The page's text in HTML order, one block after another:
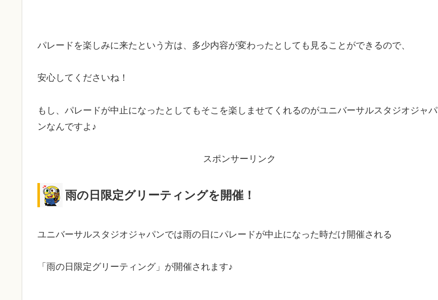
パレードを楽しみに来たという方は、多少内容が変わったとしても見ることができるので、
安心してくださいね！
もし、パレードが中止になったとしてもそこを楽しませてくれるのがユニバーサルスタジオジャパ
ンなんですよ♪
スポンサーリンク
雨の日限定グリーティングを開催！
ユニバーサルスタジオジャパンでは雨の日にパレードが中止になった時だけ開催される
「雨の日限定グリーティング」が開催されます♪